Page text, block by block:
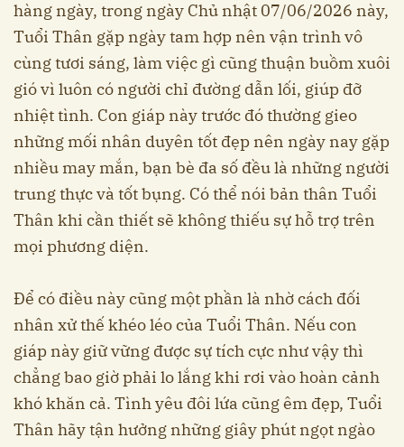
hàng ngày, trong ngày Chủ nhật 07/06/2026 này,
Tuổi Thân gặp ngày tam hợp nên vận trình vô
cùng tươi sáng, làm việc gì cũng thuận buồm xuôi
gió vì luôn có người chỉ đường dẫn lối, giúp đỡ
nhiệt tình. Con giáp này trước đó thường gieo
những mối nhân duyên tốt đẹp nên ngày nay gặp
nhiều may mắn, bạn bè đa số đều là những người
trung thực và tốt bụng. Có thể nói bản thân Tuổi
Thân khi cần thiết sẽ không thiếu sự hỗ trợ trên
mọi phương diện.
Để có điều này cũng một phần là nhờ cách đối
nhân xử thế khéo léo của Tuổi Thân. Nếu con
giáp này giữ vững được sự tích cực như vậy thì
chẳng bao giờ phải lo lắng khi rơi vào hoàn cảnh
khó khăn cả. Tình yêu đôi lứa cũng êm đẹp, Tuổi
Thân hãy tận hưởng những giây phút ngọt ngào